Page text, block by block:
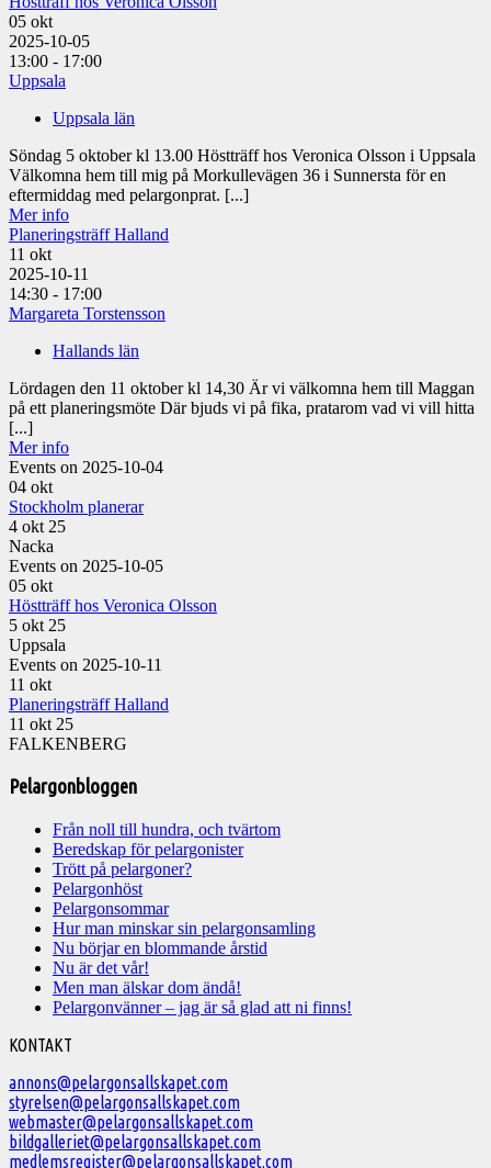
05 okt
2025-10-05
13:00 - 17:00
Uppsala
Uppsala län
Söndag 5 oktober kl 13.00 Höstträff hos Veronica Olsson i Uppsala
Välkomna hem till mig på Morkullevägen 36 i Sunnersta för en
eftermiddag med pelargonprat. [...]
Mer info
Planeringsträff Halland
11 okt
2025-10-11
14:30 - 17:00
Margareta Torstensson
Hallands län
Lördagen den 11 oktober kl 14,30 Är vi välkomna hem till Maggan
på ett planeringsmöte Där bjuds vi på fika, pratarom vad vi vill hitta
[...]
Mer info
Events on 2025-10-04
04 okt
Stockholm planerar
4 okt 25
Nacka
Events on 2025-10-05
05 okt
Höstträff hos Veronica Olsson
5 okt 25
Uppsala
Events on 2025-10-11
11 okt
Planeringsträff Halland
11 okt 25
FALKENBERG
Pelargonbloggen
Från noll till hundra, och tvärtom
Beredskap för pelargonister
Trött på pelargoner?
Pelargonhöst
Pelargonsommar
Hur man minskar sin pelargonsamling
Nu börjar en blommande årstid
Nu är det vår!
Men man älskar dom ändå!
Pelargonvänner – jag är så glad att ni finns!
Välkommen
till
Svenska
Pelargonsällskapet
KONTAKT
annons@pelargonsallskapet.com
styrelsen@pelargonsallskapet.com
webmaster@pelargonsallskapet.com
bildgalleriet@pelargonsallskapet.com
medlemsregister@pelargonsallskapet.com